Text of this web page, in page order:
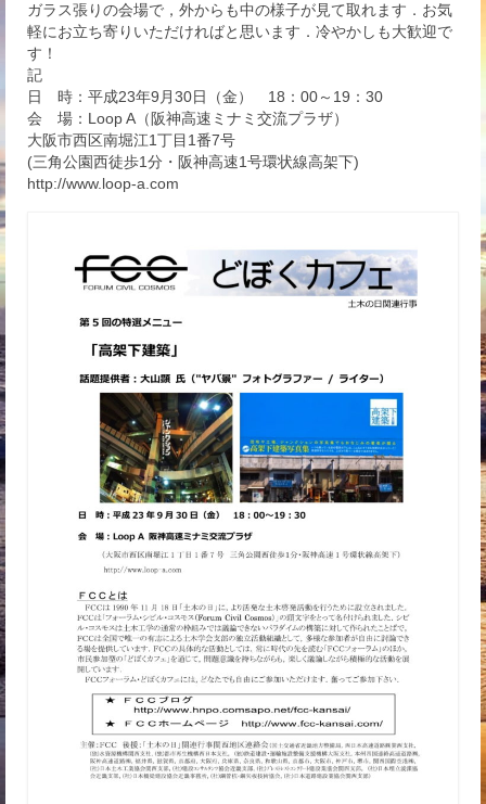
ガラス張りの会場で，外からも中の様子が見て取れます．お気
軽にお立ち寄りいただければと思います．冷やかしも大歓迎で
す！
記
日 時：平成23年9月30日（金） 18：00～19：30
会 場：Loop A（阪神高速ミナミ交流プラザ）
大阪市西区南堀江1丁目1番7号
(三角公園西徒歩1分・阪神高速1号環状線高架下)
http://www.loop-a.com